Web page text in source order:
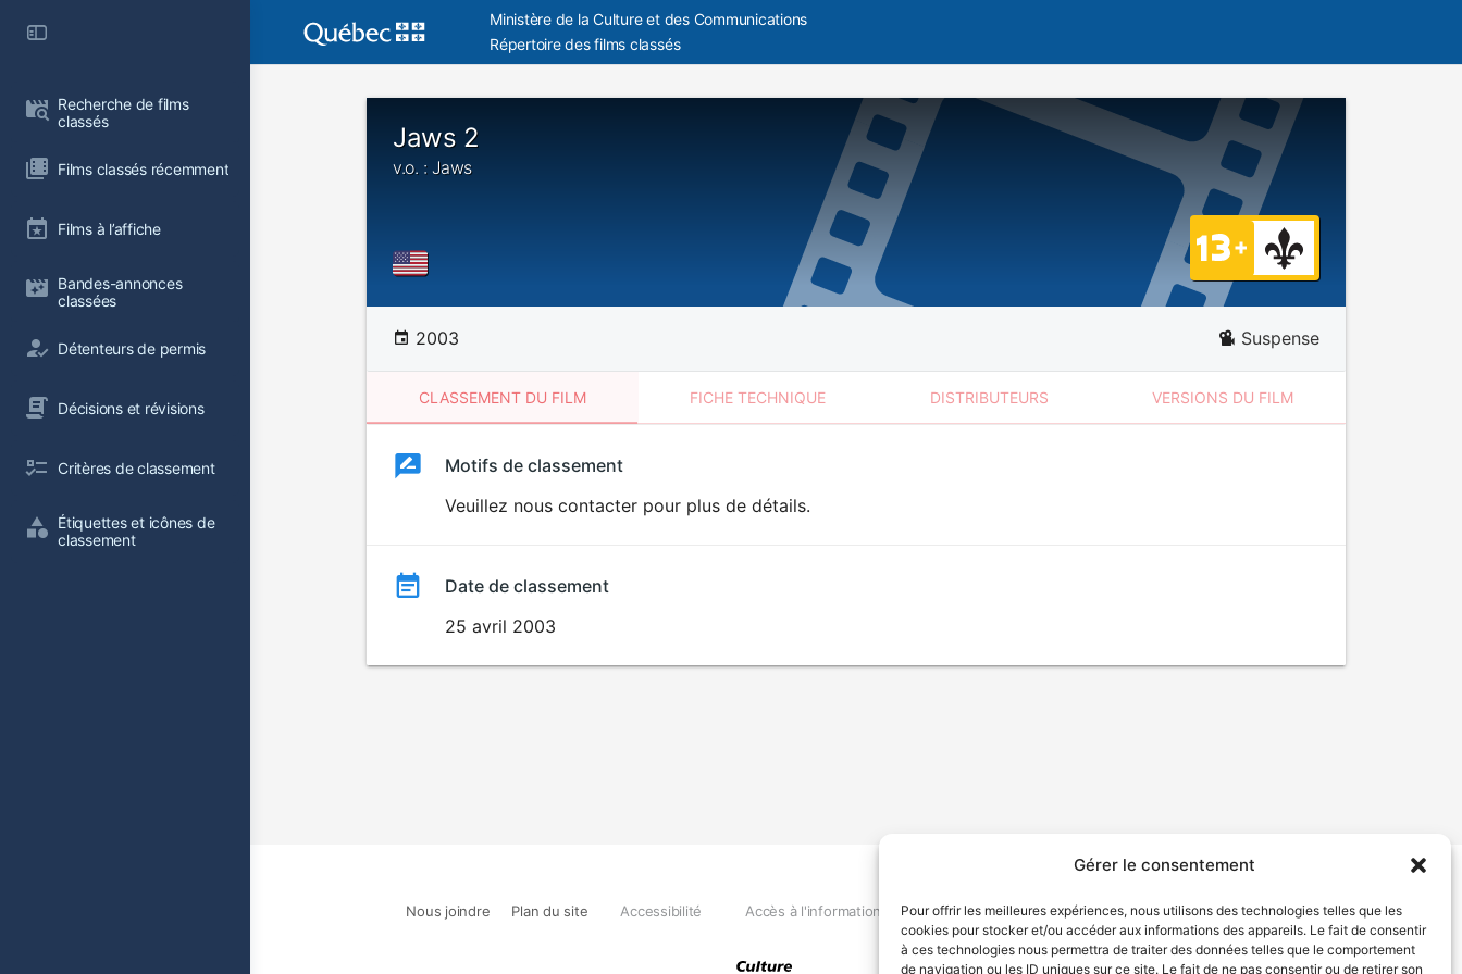
Gérer le consentement
Pour offrir les meilleures expériences, nous utilisons des technologies telles que les
cookies pour stocker et/ou accéder aux informations des appareils. Le fait de consentir
à ces technologies nous permettra de traiter des données telles que le comportement
de navigation ou les ID uniques sur ce site. Le fait de ne pas consentir ou de retirer son
Recherche de films
classés
Films classés récemment
Films à l’affiche
Bandes-annonces
classées
Détenteurs de permis
Décisions et révisions
Critères de classement
Étiquettes et icônes de
classement
Ministère de la Culture et des Communications
Répertoire des films classés
Jaws 2
v.o. : Jaws
2003 Suspense
CLASSEMENT DU FILM FICHE TECHNIQUE DISTRIBUTEURS VERSIONS DU FILM
ClassementClassement
Motifs de classement
Veuillez nous contacter pour plus de détails.
Date de classement
25 avril 2003
Nous joindre Plan du site Accessibilité Accès à l'information Déclaration de services Politique de confidentialité